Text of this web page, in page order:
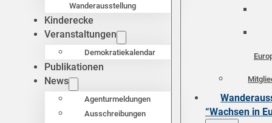
Wanderausstellung
Kinderecke
Veranstaltungen
Demokratiekalendar
Publikationen
News
Agenturmeldungen
Ausschreibungen
“Wachsen in